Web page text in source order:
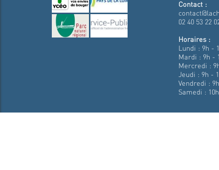
Contact :
02 40 53 22
Horaires :
Lundi : 9h -
Mardi : 9h -
Mercredi :
Jeudi : 9h -
Vendredi :
Samedi :